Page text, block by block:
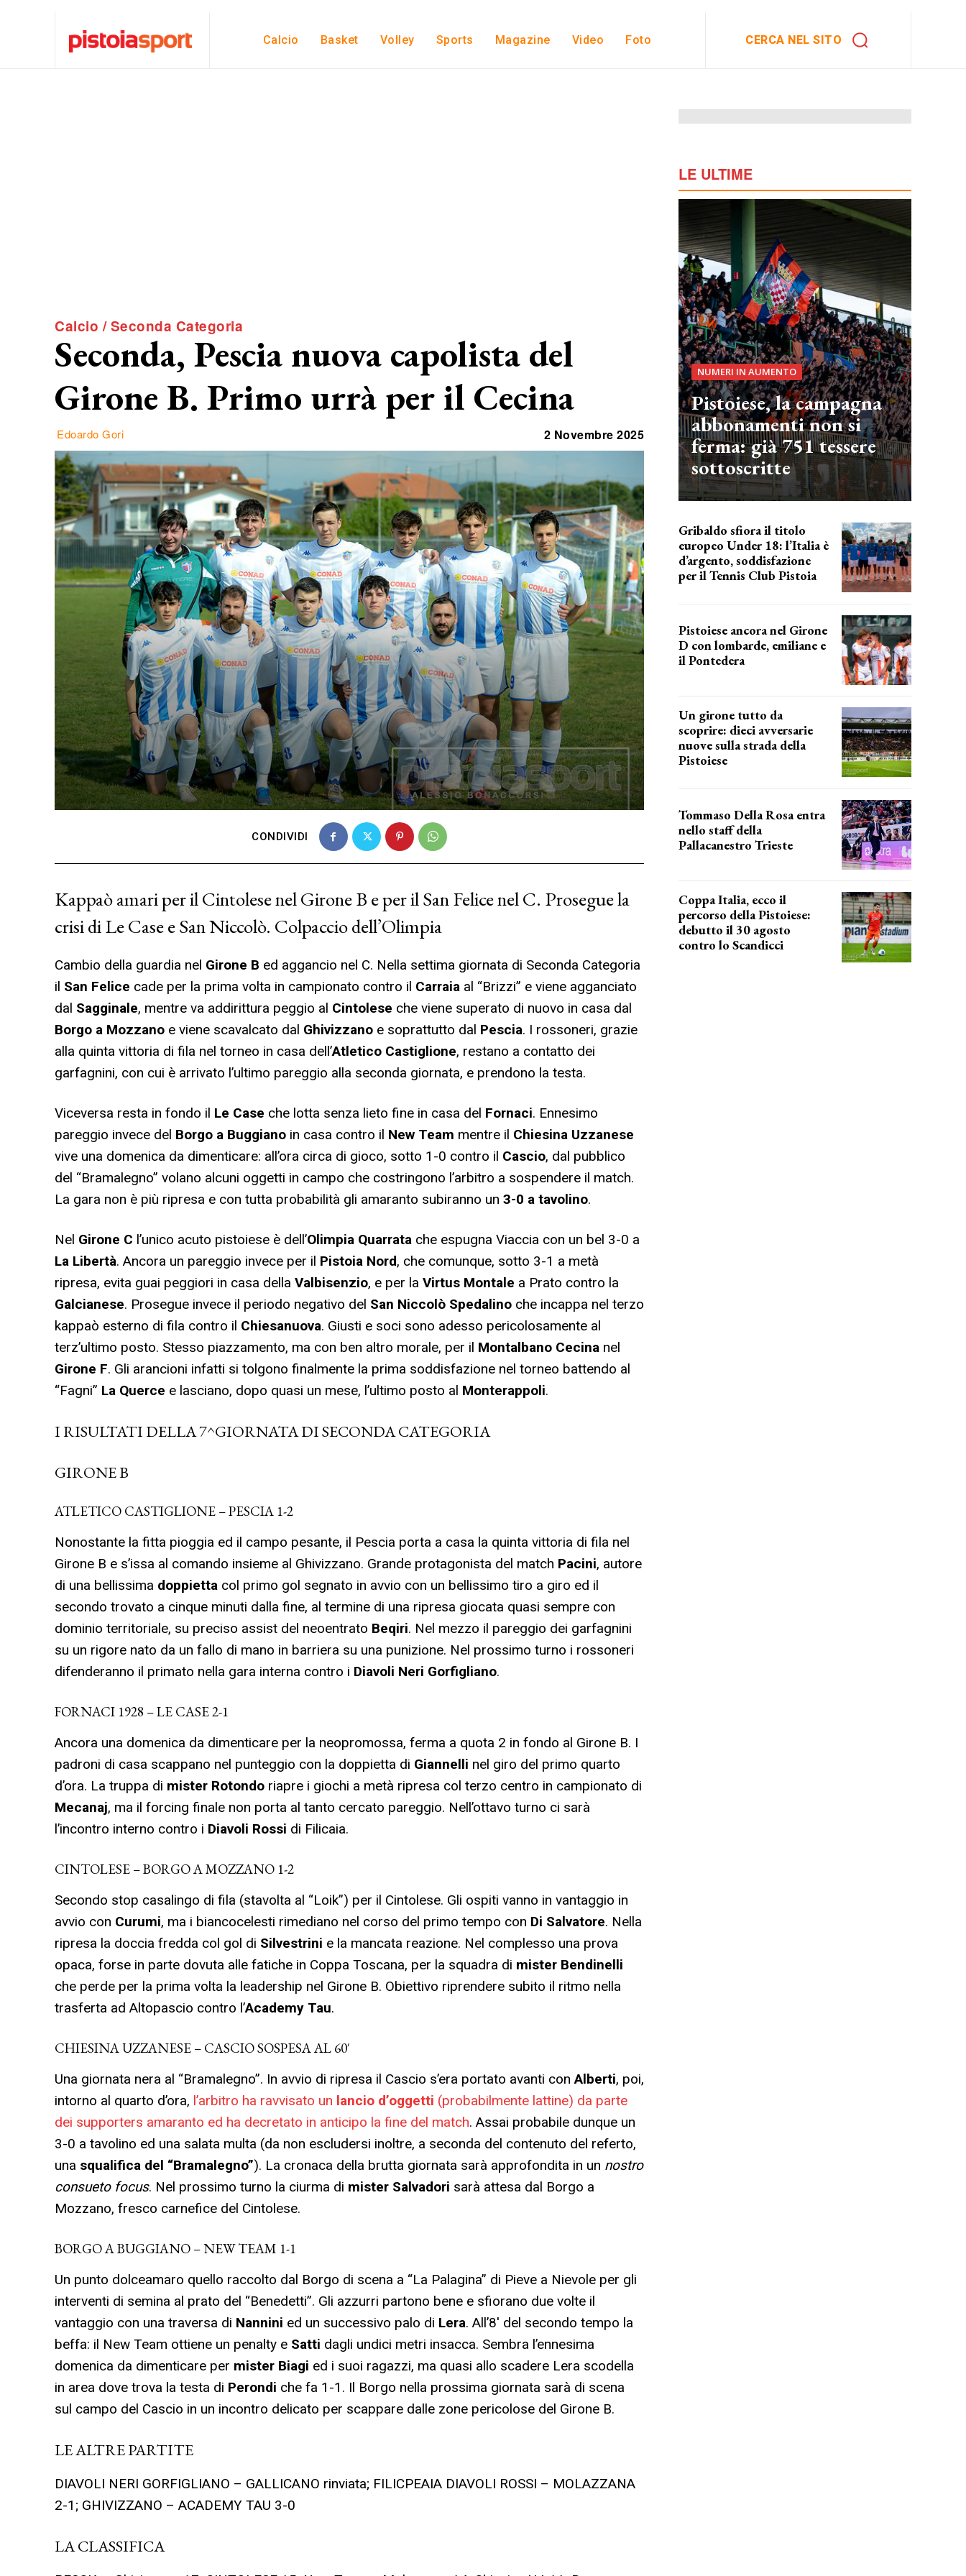
Calcio Basket Volley Sports Magazine Video Foto CERCA NEL SITO
Calcio / Seconda Categoria
Seconda, Pescia nuova capolista del
Girone B. Primo urrà per il Cecina
Edoardo Gori 2 Novembre 2025
CONDIVIDI
Kappaò amari per il Cintolese nel Girone B e per il San Felice nel C. Prosegue la
crisi di Le Case e San Niccolò. Colpaccio dell’Olimpia
Cambio della guardia nel Girone B ed aggancio nel C. Nella settima giornata di Seconda Categoria
il San Felice cade per la prima volta in campionato contro il Carraia al “Brizzi” e viene agganciato
dal Sagginale, mentre va addirittura peggio al Cintolese che viene superato di nuovo in casa dal
Borgo a Mozzano e viene scavalcato dal Ghivizzano e soprattutto dal Pescia. I rossoneri, grazie
alla quinta vittoria di fila nel torneo in casa dell’Atletico Castiglione, restano a contatto dei
garfagnini, con cui è arrivato l’ultimo pareggio alla seconda giornata, e prendono la testa.
Viceversa resta in fondo il Le Case che lotta senza lieto fine in casa del Fornaci. Ennesimo
pareggio invece del Borgo a Buggiano in casa contro il New Team mentre il Chiesina Uzzanese
vive una domenica da dimenticare: all’ora circa di gioco, sotto 1-0 contro il Cascio, dal pubblico
del “Bramalegno” volano alcuni oggetti in campo che costringono l’arbitro a sospendere il match.
La gara non è più ripresa e con tutta probabilità gli amaranto subiranno un 3-0 a tavolino.
Nel Girone C l’unico acuto pistoiese è dell’Olimpia Quarrata che espugna Viaccia con un bel 3-0 a
La Libertà. Ancora un pareggio invece per il Pistoia Nord, che comunque, sotto 3-1 a metà
ripresa, evita guai peggiori in casa della Valbisenzio, e per la Virtus Montale a Prato contro la
Galcianese. Prosegue invece il periodo negativo del San Niccolò Spedalino che incappa nel terzo
kappaò esterno di fila contro il Chiesanuova. Giusti e soci sono adesso pericolosamente al
terz’ultimo posto. Stesso piazzamento, ma con ben altro morale, per il Montalbano Cecina nel
Girone F. Gli arancioni infatti si tolgono finalmente la prima soddisfazione nel torneo battendo al
“Fagni” La Querce e lasciano, dopo quasi un mese, l’ultimo posto al Monterappoli.
I RISULTATI DELLA 7^GIORNATA DI SECONDA CATEGORIA
GIRONE B
ATLETICO CASTIGLIONE – PESCIA 1-2
Nonostante la fitta pioggia ed il campo pesante, il Pescia porta a casa la quinta vittoria di fila nel
Girone B e s’issa al comando insieme al Ghivizzano. Grande protagonista del match Pacini, autore
di una bellissima doppietta col primo gol segnato in avvio con un bellissimo tiro a giro ed il
secondo trovato a cinque minuti dalla fine, al termine di una ripresa giocata quasi sempre con
dominio territoriale, su preciso assist del neoentrato Beqiri. Nel mezzo il pareggio dei garfagnini
su un rigore nato da un fallo di mano in barriera su una punizione. Nel prossimo turno i rossoneri
difenderanno il primato nella gara interna contro i Diavoli Neri Gorfigliano.
FORNACI 1928 – LE CASE 2-1
Ancora una domenica da dimenticare per la neopromossa, ferma a quota 2 in fondo al Girone B. I
padroni di casa scappano nel punteggio con la doppietta di Giannelli nel giro del primo quarto
d’ora. La truppa di mister Rotondo riapre i giochi a metà ripresa col terzo centro in campionato di
Mecanaj, ma il forcing finale non porta al tanto cercato pareggio. Nell’ottavo turno ci sarà
l’incontro interno contro i Diavoli Rossi di Filicaia.
CINTOLESE – BORGO A MOZZANO 1-2
Secondo stop casalingo di fila (stavolta al “Loik”) per il Cintolese. Gli ospiti vanno in vantaggio in
avvio con Curumi, ma i biancocelesti rimediano nel corso del primo tempo con Di Salvatore. Nella
ripresa la doccia fredda col gol di Silvestrini e la mancata reazione. Nel complesso una prova
opaca, forse in parte dovuta alle fatiche in Coppa Toscana, per la squadra di mister Bendinelli
che perde per la prima volta la leadership nel Girone B. Obiettivo riprendere subito il ritmo nella
trasferta ad Altopascio contro l’Academy Tau.
CHIESINA UZZANESE – CASCIO SOSPESA AL 60′
Una giornata nera al “Bramalegno”. In avvio di ripresa il Cascio s’era portato avanti conAlberti, poi,
intorno al quarto d’ora, l’arbitro ha ravvisato un lancio d’oggetti (probabilmente lattine) da parte
dei supporters amaranto ed ha decretato in anticipo la fine del match. Assai probabile dunque un
3-0 a tavolino ed una salata multa (da non escludersi inoltre, a seconda del contenuto del referto,
una squalifica del “Bramalegno”). La cronaca della brutta giornata sarà approfondita in un nostro
consueto focus. Nel prossimo turno la ciurma di mister Salvadori sarà attesa dal Borgo a
Mozzano, fresco carnefice del Cintolese.
BORGO A BUGGIANO – NEW TEAM 1-1
Un punto dolceamaro quello raccolto dal Borgo di scena a “La Palagina” di Pieve a Nievole per gli
interventi di semina al prato del “Benedetti”. Gli azzurri partono bene e sfiorano due volte il
vantaggio con una traversa di Nannini ed un successivo palo di Lera. All’8′ del secondo tempo la
beffa: il New Team ottiene un penalty e Satti dagli undici metri insacca. Sembra l’ennesima
domenica da dimenticare per mister Biagi ed i suoi ragazzi, ma quasi allo scadere Lera scodella
in area dove trova la testa di Perondi che fa 1-1. Il Borgo nella prossima giornata sarà di scena
sul campo del Cascio in un incontro delicato per scappare dalle zone pericolose del Girone B.
LE ALTRE PARTITE
DIAVOLI NERI GORFIGLIANO – GALLICANO rinviata; FILICPEAIA DIAVOLI ROSSI – MOLAZZANA
2-1; GHIVIZZANO – ACADEMY TAU 3-0
LA CLASSIFICA
LE ULTIME
NUMERI IN AUMENTO
Pistoiese, la campagna
abbonamenti non si
ferma: già 751 tessere
sottoscritte
Gribaldo sfiora il titolo
europeo Under 18: l’Italia è
d’argento, soddisfazione
per il Tennis Club Pistoia
Pistoiese ancora nel Girone
D con lombarde, emiliane e
il Pontedera
Un girone tutto da
scoprire: dieci avversarie
nuove sulla strada della
Pistoiese
Tommaso Della Rosa entra
nello staff della
Pallacanestro Trieste
Coppa Italia, ecco il
percorso della Pistoiese:
debutto il 30 agosto
contro lo Scandicci